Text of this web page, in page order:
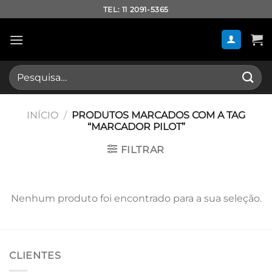
to
content
TEL: 11 2091-5365
Pesquisar
por:
INÍCIO / PRODUTOS MARCADOS COM A TAG
“MARCADOR PILOT”
FILTRAR
Nenhum produto foi encontrado para a sua seleção.
CLIENTES